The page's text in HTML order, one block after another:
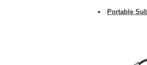
Portable